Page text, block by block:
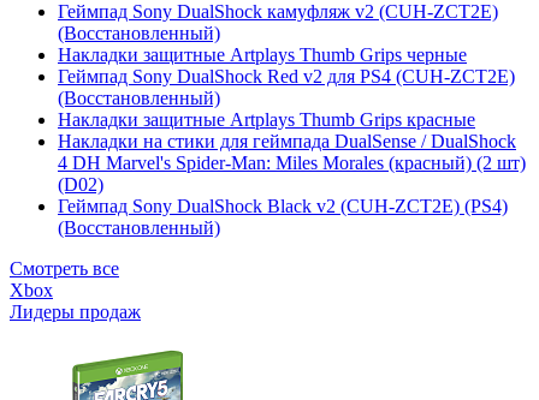
Геймпад Sony DualShock камуфляж v2 (CUH-ZCT2E)
(Восстановленный)
Накладки защитные Artplays Thumb Grips черные
Геймпад Sony DualShock Red v2 для PS4 (CUH-ZCT2E)
(Восстановленный)
Накладки защитные Artplays Thumb Grips красные
Накладки на стики для геймпада DualSense / DualShock
4 DH Marvel's Spider-Man: Miles Morales (красный) (2 шт)
(D02)
Геймпад Sony DualShock Black v2 (CUH-ZCT2E) (PS4)
(Восстановленный)
Смотреть все
Xbox
Лидеры продаж